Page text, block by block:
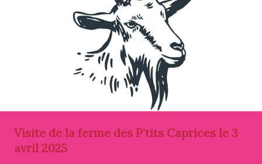
Visite de la ferme des P’tits Caprices le 3
avril 2025